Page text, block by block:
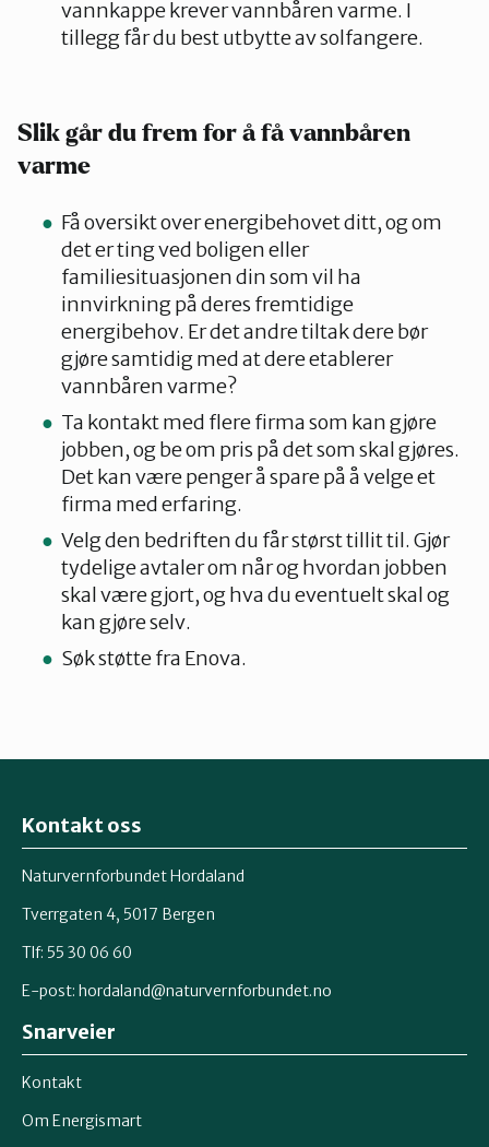
vannkappe krever vannbåren varme. I
tillegg får du best utbytte av solfangere.
Slik går du frem for å få vannbåren
varme
Få oversikt over energibehovet ditt, og om
det er ting ved boligen eller
familiesituasjonen din som vil ha
innvirkning på deres fremtidige
energibehov. Er det andre tiltak dere bør
gjøre samtidig med at dere etablerer
vannbåren varme?
Ta kontakt med flere firma som kan gjøre
jobben, og be om pris på det som skal gjøres.
Det kan være penger å spare på å velge et
firma med erfaring.
Velg den bedriften du får størst tillit til. Gjør
tydelige avtaler om når og hvordan jobben
skal være gjort, og hva du eventuelt skal og
kan gjøre selv.
Søk støtte fra Enova.
Kontakt oss
Naturvernforbundet Hordaland
Tverrgaten 4, 5017 Bergen
Tlf: 55 30 06 60
E-post: hordaland@naturvernforbundet.no
Snarveier
Kontakt
Om Energismart